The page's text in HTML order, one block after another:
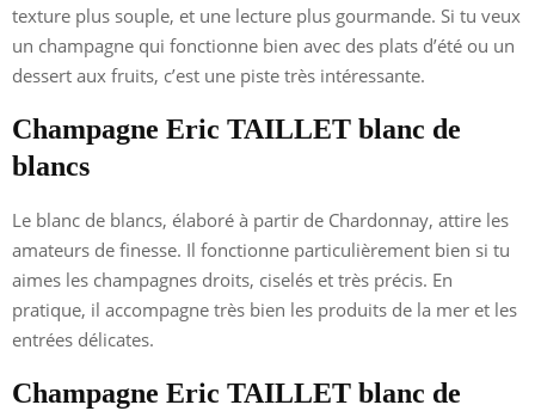
texture plus souple, et une lecture plus gourmande. Si tu veux
un champagne qui fonctionne bien avec des plats d’été ou un
dessert aux fruits, c’est une piste très intéressante.
Champagne Eric TAILLET blanc de
blancs
Le blanc de blancs, élaboré à partir de Chardonnay, attire les
amateurs de finesse. Il fonctionne particulièrement bien si tu
aimes les champagnes droits, ciselés et très précis. En
pratique, il accompagne très bien les produits de la mer et les
entrées délicates.
Champagne Eric TAILLET blanc de